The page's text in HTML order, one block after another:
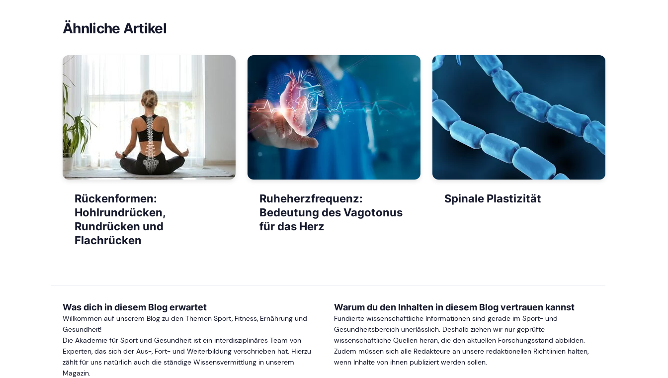
Ähnliche Artikel
Rückenformen:
Hohlrundrücken,
Rundrücken und
Flachrücken
Ruheherzfrequenz:
Bedeutung des Vagotonus
für das Herz
Spinale Plastizität
Was dich in diesem Blog erwartet
Willkommen auf unserem Blog zu den Themen Sport, Fitness, Ernährung und
Gesundheit!
Die Akademie für Sport und Gesundheit ist ein interdisziplinäres Team von
Experten, das sich der Aus-, Fort- und Weiterbildung verschrieben hat. Hierzu
zählt für uns natürlich auch die ständige Wissensvermittlung in unserem
Magazin.
Warum du den Inhalten in diesem Blog vertrauen kannst
Fundierte wissenschaftliche Informationen sind gerade im Sport- und
Gesundheitsbereich unerlässlich. Deshalb ziehen wir nur geprüfte
wissenschaftliche Quellen heran, die den aktuellen Forschungsstand abbilden.
Zudem müssen sich alle Redakteure an unsere redaktionellen Richtlinien halten,
wenn Inhalte von ihnen publiziert werden sollen.